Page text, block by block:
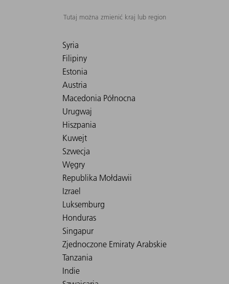
Tutaj można zmienić kraj lub region